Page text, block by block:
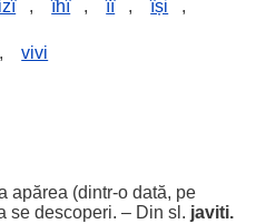
izî , îhî , îî , își ,
, vivi
apărea (dintr-o dată, pe
se descoperi. – Din sl. javiti.